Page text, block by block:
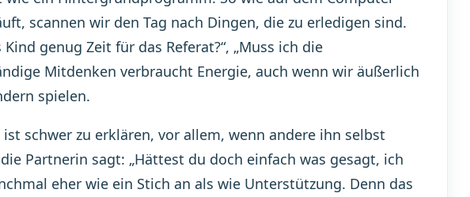
scannen wir den Tag nach Dingen, die zu erledigen sind.
genug Zeit für das Referat?“, „Muss ich die
Mitdenken verbraucht Energie, auch wenn wir äußerlich
spielen.
schwer zu erklären, vor allem, wenn andere ihn selbst
Partnerin sagt: „Hättest du doch einfach was gesagt, ich
eher wie ein Stich an als wie Unterstützung. Denn das